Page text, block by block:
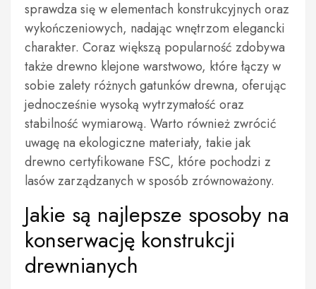
sprawdza się w elementach konstrukcyjnych oraz
wykończeniowych, nadając wnętrzom elegancki
charakter. Coraz większą popularność zdobywa
także drewno klejone warstwowo, które łączy w
sobie zalety różnych gatunków drewna, oferując
jednocześnie wysoką wytrzymałość oraz
stabilność wymiarową. Warto również zwrócić
uwagę na ekologiczne materiały, takie jak
drewno certyfikowane FSC, które pochodzi z
lasów zarządzanych w sposób zrównoważony.
Jakie są najlepsze sposoby na
konserwację konstrukcji
drewnianych